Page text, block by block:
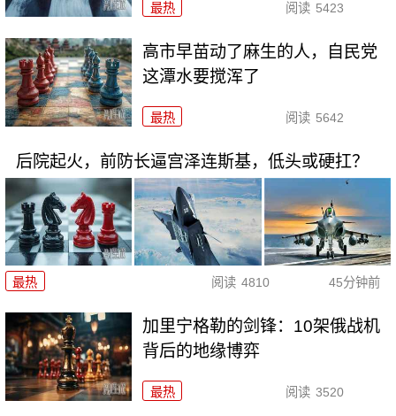
最热 阅读 5423
高市早苗动了麻生的人，自民党
这潭水要搅浑了
最热 阅读 5642
后院起火，前防长逼宫泽连斯基，低头或硬扛？
最热 阅读 4810 45分钟前
加里宁格勒的剑锋：10架俄战机
背后的地缘博弈
最热 阅读 3520